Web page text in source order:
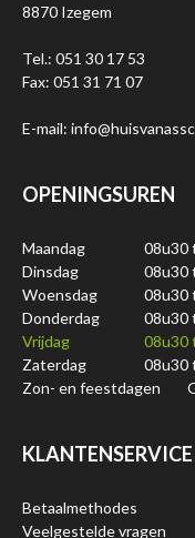
8870 Izegem
Tel.: 051 30 17 53
Fax: 051 31 71 07
E-mail:
OPENINGSUREN
Maandag 08u30
Dinsdag
08u30
Woensdag
08u30
Donderdag
08u30
Vrijdag
08u30
Zaterdag
08u30
Zon- en feestdagen
KLANTENSERVICE
Betaalmethodes
Veelgestelde vragen